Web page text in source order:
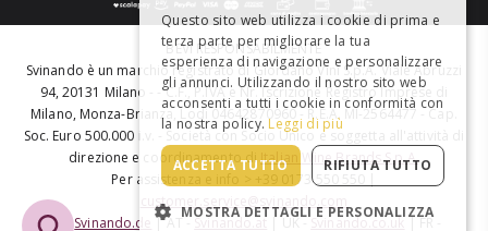
BEVI RESPONSABILMENTE
Svinando è un marchio registrato di Giordano Vini S.p.A. Viale Abruzzi
94, 20131 Milano - - C.F., P.IVA e Nr. Iscrizione Registro Imprese di
Milano, Monza-Brianza, Lodi 04642870960 - R.E.A. MI-2564477 - Cap.
Soc. Euro 500.000 i.v. - Società con Socio Unico e soggetta all'attività di
direzione e coordinamento diItalian Wine Brands S.p.A.
Per assistenza e info > +39 0173 550 550 |
customer.service@svinando.com
DE -Svinando.de | AT -Svinando.at | UK - Svinando.co.uk| FR -
Questo sito web utilizza i cookie di prima e
terza parte per migliorare la tua
esperienza di navigazione e personalizzare
gli annunci. Utilizzando il nostro sito web
acconsenti a tutti i cookie in conformità con
la nostra policy. Leggi di più
ACCETTA TUTTO RIFIUTA TUTTO
MOSTRA DETTAGLI E PERSONALIZZA